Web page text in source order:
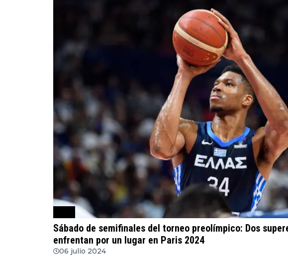
Sábado de semifinales del torneo preolímpico: Dos
enfrentan por un lugar en Paris 2024
06 julio 2024